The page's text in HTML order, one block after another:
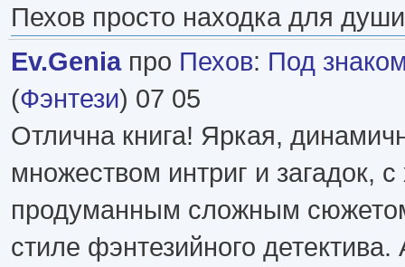
Пехов просто находка для
Ev.Geniaпро Пехов: Под
(Фэнтези) 07 05
Отлична книга! Яркая,
множеством интриг и загадок,
продуманным сложным
стиле фэнтезийного детектива.